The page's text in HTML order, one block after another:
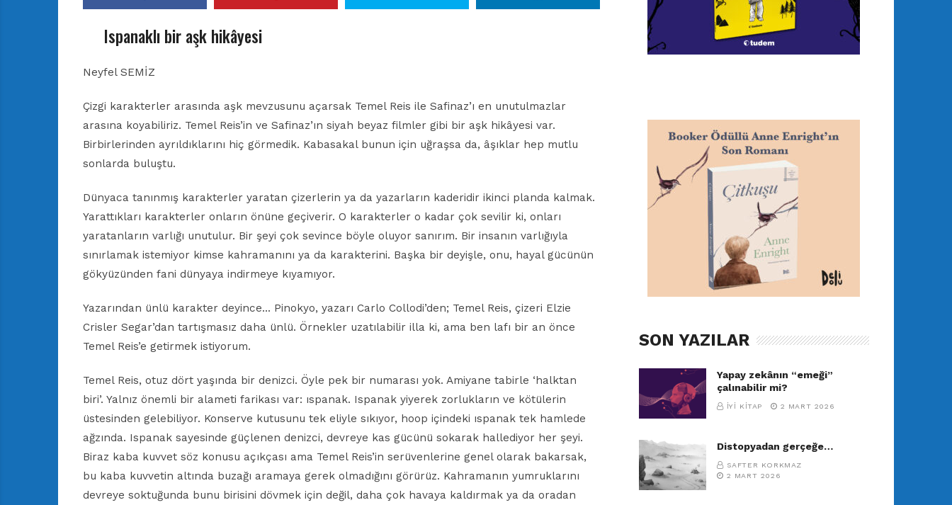
Ispanaklı bir aşk hikâyesi
Neyfel SEMİZ
Çizgi karakterler arasında aşk mevzusunu açarsak Temel Reis ile Safinaz’ı en unutulmazlar
arasına koyabiliriz. Temel Reis’in ve Safinaz’ın siyah beyaz filmler gibi bir aşk hikâyesi var.
Birbirlerinden ayrıldıklarını hiç görmedik. Kabasakal bunun için uğraşsa da, âşıklar hep mutlu
sonlarda buluştu.
Dünyaca tanınmış karakterler yaratan çizerlerin ya da yazarların kaderidir ikinci planda kalmak.
Yarattıkları karakterler onların önüne geçiverir. O karakterler o kadar çok sevilir ki, onları
yaratanların varlığı unutulur. Bir şeyi çok sevince böyle oluyor sanırım. Bir insanın varlığıyla
sınırlamak istemiyor kimse kahramanını ya da karakterini. Başka bir deyişle, onu, hayal gücünün
gökyüzünden fani dünyaya indirmeye kıyamıyor.
Yazarından ünlü karakter deyince… Pinokyo, yazarı Carlo Collodi’den; Temel Reis, çizeri Elzie
Crisler Segar’dan tartışmasız daha ünlü. Örnekler uzatılabilir illa ki, ama ben lafı bir an önce
Temel Reis’e getirmek istiyorum.
Temel Reis, otuz dört yaşında bir denizci. Öyle pek bir numarası yok. Amiyane tabirle ‘halktan
biri’. Yalnız önemli bir alameti farikası var: ıspanak. Ispanak yiyerek zorlukların ve kötülerin
üstesinden gelebiliyor. Konserve kutusunu tek eliyle sıkıyor, hoop içindeki ıspanak tek hamlede
ağzında. Ispanak sayesinde güçlenen denizci, devreye kas gücünü sokarak hallediyor her şeyi.
Biraz kaba kuvvet söz konusu açıkçası ama Temel Reis’in serüvenlerine genel olarak bakarsak,
bu kaba kuvvetin altında buzağı aramaya gerek olmadığını görürüz. Kahramanın yumruklarını
devreye soktuğunda bunu birisini dövmek için değil, daha çok havaya kaldırmak ya da oradan
SON YAZILAR
Yapay zekânın “emeği”
çalınabilir mi?
İYI KITAP 2 MART 2026
Distopyadan gerçeğe…
SAFTER KORKMAZ
2 MART 2026